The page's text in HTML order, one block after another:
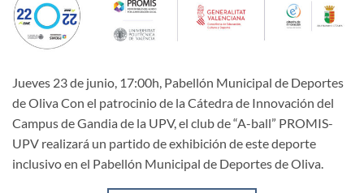
Jueves 23 de junio, 17:00h, Pabellón Municipal de Deportes
de Oliva Con el patrocinio de la Cátedra de Innovación del
Campus de Gandia de la UPV, el club de “A-ball” PROMIS-
UPV realizará un partido de exhibición de este deporte
inclusivo en el Pabellón Municipal de Deportes de Oliva.